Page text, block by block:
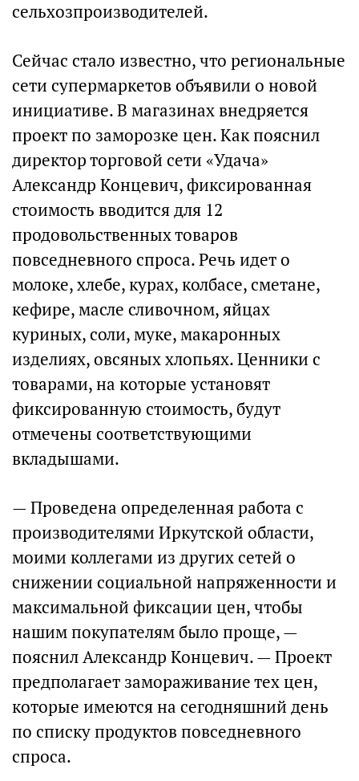
сельхозпроизводителей.
Сейчас стало известно, что региональные
сети супермаркетов объявили о новой
инициативе. В магазинах внедряется
проект по заморозке цен. Как пояснил
директор торговой сети «Удача»
Александр Концевич, фиксированная
стоимость вводится для 12
продовольственных товаров
повседневного спроса. Речь идет о
молоке, хлебе, курах, колбасе, сметане,
кефире, масле сливочном, яйцах
куриных, соли, муке, макаронных
изделиях, овсяных хлопьях. Ценники с
товарами, на которые установят
фиксированную стоимость, будут
отмечены соответствующими
вкладышами.
— Проведена определенная работа с
производителями Иркутской области,
моими коллегами из других сетей о
снижении социальной напряженности и
максимальной фиксации цен, чтобы
нашим покупателям было проще, —
пояснил Александр Концевич. — Проект
предполагает замораживание тех цен,
которые имеются на сегодняшний день
по списку продуктов повседневного
спроса.